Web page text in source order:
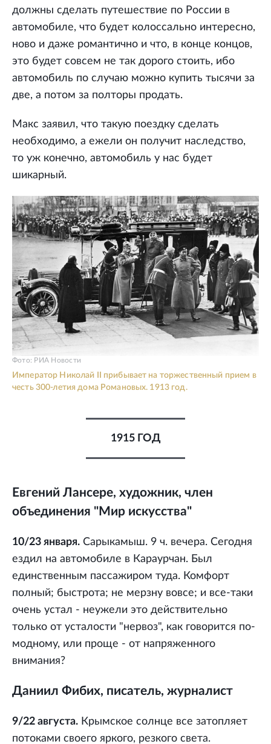
должны сделать путешествие по России в
автомобиле, что будет колоссально интересно,
ново и даже романтично и что, в конце концов,
это будет совсем не так дорого стоить, ибо
автомобиль по случаю можно купить тысячи за
две, а потом за полторы продать.
Макс заявил, что такую поездку сделать
необходимо, а ежели он получит наследство,
то уж конечно, автомобиль у нас будет
шикарный.
Император Николай II прибывает на торжественный прием в
честь 300-летия дома Романовых. 1913 год.
Фото: РИА Новости
1915 ГОД
Евгений Лансере, художник, член
объединения "Мир искусства"
10/23 января. Сарыкамыш. 9 ч. вечера. Сегодня
ездил на автомобиле в Караурчан. Был
единственным пассажиром туда. Комфорт
полный; быстрота; не мерзну вовсе; и все-таки
очень устал - неужели это действительно
только от усталости "нервоз", как говорится по-
модному, или проще - от напряженного
внимания?
Даниил Фибих, писатель, журналист
9/22 августа. Крымское солнце все затопляет
потоками своего яркого, резкого света.